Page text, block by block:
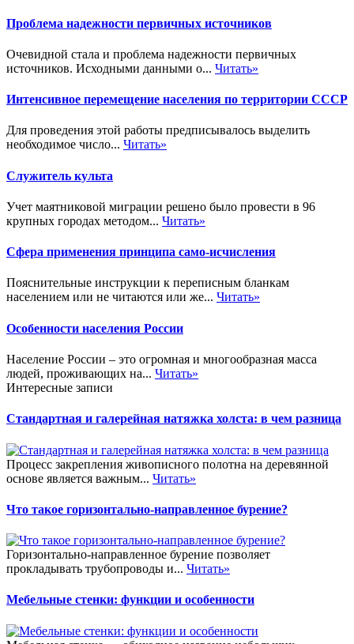
Проблема надежности первичных источников
Очевидной стала и проблема надежности первичных
источников. Исходными данными о... Читать»
Интенсивное перемещение населения по территории СССР
Для проведения этой работы предписывалось выделить
необходимое число... Читать»
Служитель культа
Учет маятниковой миграции решено было провести в 96
крупных городах методом... Читать»
Сфера применения принципа само-исчисления
Пояснительные инструкции к переписным бланкам
населением или не читаются или же... Читать»
Особенности населения России
Население России – это огромная и многообразная масса
людей, проживающих на... Читать»
Интересные записи
Стандартная и галерейная натяжка холста: в чем разница
Процесс закрепления живописного полотна на деревянной
основе является важным... Читать»
Что такое горизонтально-направленное бурение?
Горизонтально-направленное бурение позволяет
прокладывать трубопроводы и... Читать»
Мебельные стенки: функции и особенности